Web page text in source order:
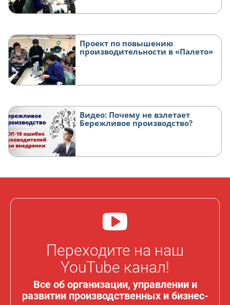
Проект по повышению
производительности в «Палето»
Видео: Почему не взлетает
Бережливое производство?
Переходите на наш
YouTube канал!
Все об организации, управлении и
развитии производственных и бизнес-